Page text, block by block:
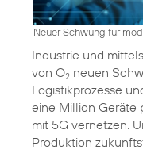
Neuer Schwung für
Industrie und
von O2 neuen
Logistikprozesse
eine Million Geräte
mit 5G vernetzen.
Produktion